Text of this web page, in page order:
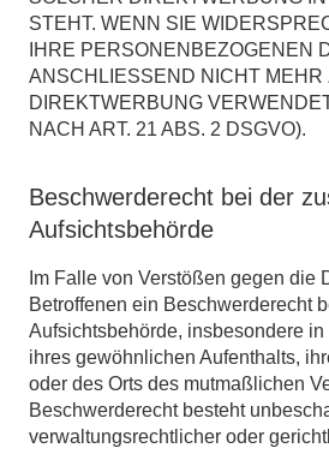
STEHT. WENN SIE
IHRE PERSONENBEZOGENEN
ANSCHLIESSEND NICHT MEHR
DIREKTWERBUNG
NACH ART. 21 ABS. 2 DSGVO).
Beschwerde­recht bei der
Aufsichts­behörde
Im Falle von Verstößen gegen die
Betroffenen ein Beschwerderecht
Aufsichtsbehörde, insbesondere
ihres gewöhnlichen Aufenthalts,
oder des Orts des mutmaßlichen
Beschwerderecht besteht
verwaltungsrechtlicher oder